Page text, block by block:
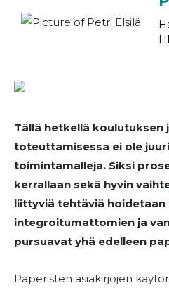
Tällä hetkellä
toteuttamisessa ei ole
toimintamalleja. Siksi
kerrallaan sekä hyvin
liittyviä tehtäviä hoidetaan
integroitumattomien ja
pursuavat yhä edelleen
Paperisten asiakirjojen